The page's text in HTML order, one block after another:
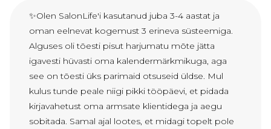
✨Olen SalonLife'i kasutanud juba 3-4 aastat ja
oman eelnevat kogemust 3 erineva süsteemiga.
Alguses oli tõesti pisut harjumatu mõte jätta
igavesti hüvasti oma kalendermärkmikuga, aga
see on tõesti üks parimaid otsuseid üldse. Mul
kulus tunde peale niigi pikki tööpäevi, et pidada
kirjavahetust oma armsate klientidega ja aegu
sobitada. Samal ajal lootes, et midagi topelt pole